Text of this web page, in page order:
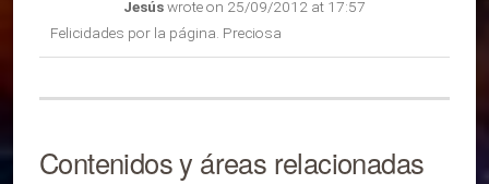
Jesúswrote on 25/09/2012 at 17:57
Felicidades por la página. Preciosa
Contenidos y áreas relacionadas